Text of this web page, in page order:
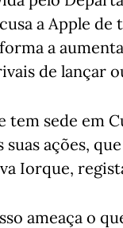
a Apple
a
de lançar
tem sede em
suas ações,
Iorque,
ameaça o